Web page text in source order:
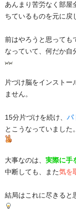
あんまり苦労なく部屋
ちているものを元に戻
前はやろうと思っても
なっていて、何だか自
片づけ脳をインストー
ません。
15分片づけを続け、 パ
とこうなっていました。
大事なのは、 実際に手
中断しても、また気を
結局はこれに尽きると